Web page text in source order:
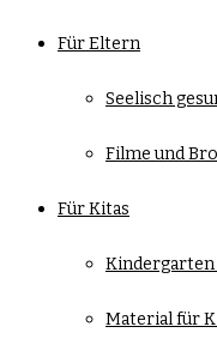
Für Eltern
Seelisch
Filme und
Für Kitas
Kindergarten
Material für